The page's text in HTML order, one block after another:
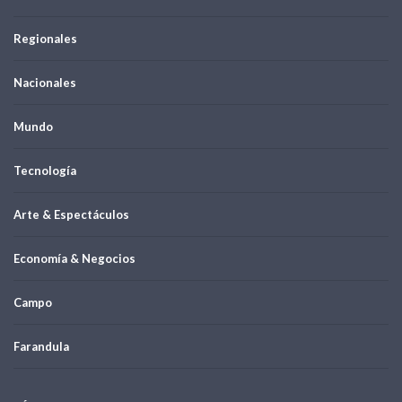
Regionales
Nacionales
Mundo
Tecnología
Arte & Espectáculos
Economía & Negocios
Campo
Farandula